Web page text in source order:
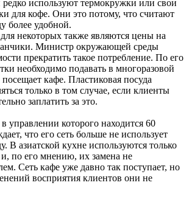
редко используют термокружки или свои
для кофе. Они это потому, что считают
более удобной.
некоторых также являются цены на
Министр окружающей среды
прекратить такое потребление. По его
необходимо подавать в многоразовой
посещает кафе. Пластиковая посуда
только в том случае, если клиенты
заплатить за это.
управлении которого находится 60
что его сеть больше не использует
В азиатской кухне используются только
по его мнению, их замена не
Сеть кафе уже давно так поступает, но
восприятия клиентов они не